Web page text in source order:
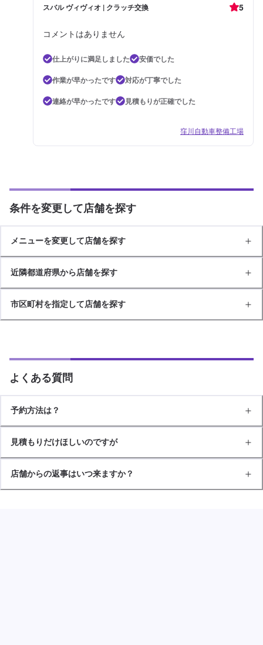
スバル ヴィヴィオ | クラッチ交換 5
コメントはありません
仕上がりに満足しました
安価でした
作業が早かったです
対応が丁寧でした
連絡が早かったです
見積もりが正確でした
窪川自動車整備工場
条件を変更して店舗を探す
メニューを変更して店舗を探す
近隣都道府県から店舗を探す
市区町村を指定して店舗を探す
よくある質問
予約方法は？
見積もりだけほしいのですが
店舗からの返事はいつ来ますか？